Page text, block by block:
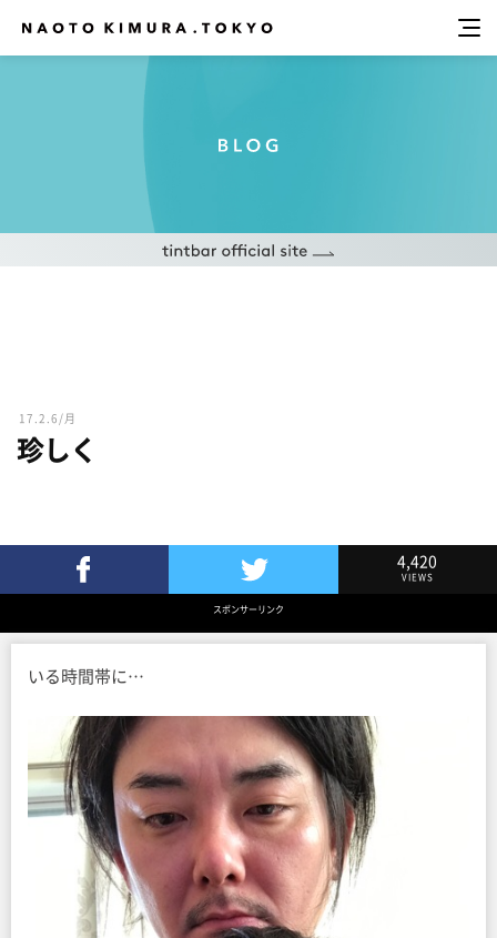
17.2.6/月
珍しく
Twitterでツイート
4,420
VIEWS
スポンサーリンク
いる時間帯に…